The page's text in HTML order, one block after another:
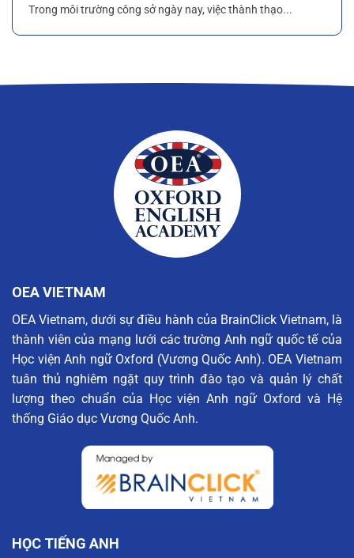
Trong môi trường công sở ngày nay, việc thành thạo...
OEA VIETNAM
OEA Vietnam, dưới sự điều hành của BrainClick Vietnam, là
thành viên của mạng lưới các trường Anh ngữ quốc tế của
Học viện Anh ngữ Oxford (Vương Quốc Anh). OEA Vietnam
tuân thủ nghiêm ngặt quy trình đào tạo và quản lý chất
lượng theo chuẩn của Học viện Anh ngữ Oxford và Hệ
thống Giáo dục Vương Quốc Anh.
HỌC TIẾNG ANH